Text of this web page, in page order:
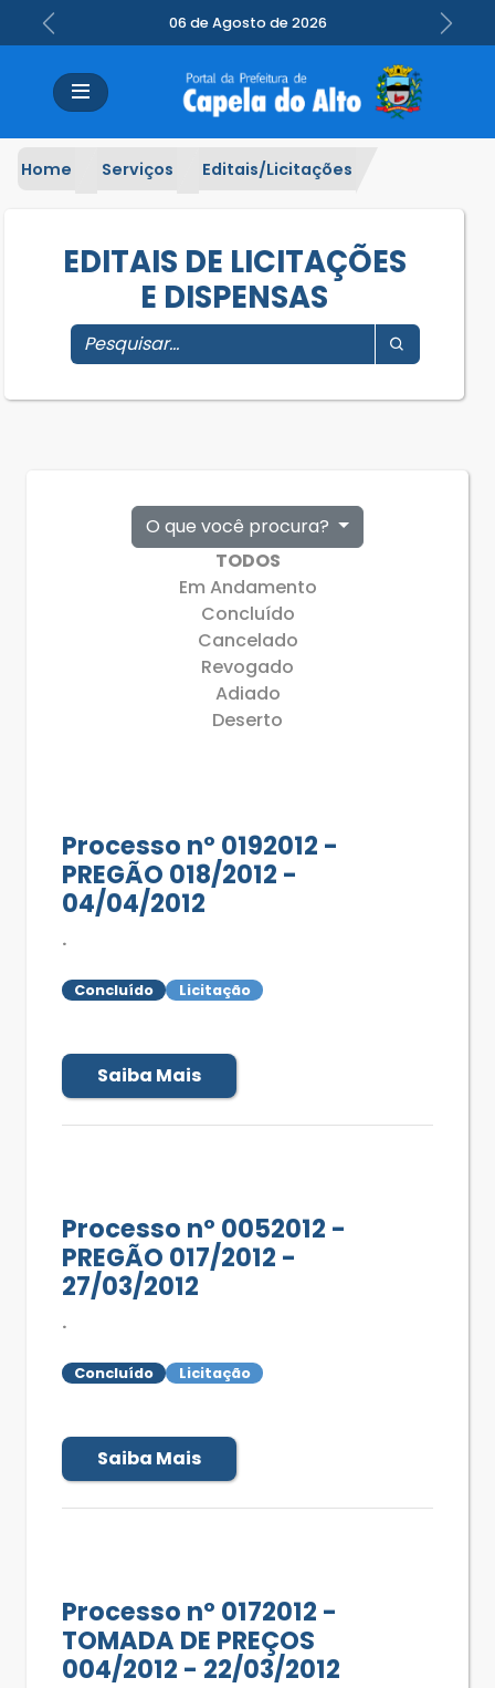
06 de Agosto de 2026
Previous Next
Home Serviços Editais/Licitações
EDITAIS DE LICITAÇÕES
E DISPENSAS
O que você procura?
TODOS
Em Andamento
Concluído
Cancelado
Revogado
Adiado
Deserto
Processo nº 0192012 -
PREGÃO 018/2012 -
04/04/2012
.
Concluído Licitação
Saiba Mais
Processo nº 0052012 -
PREGÃO 017/2012 -
27/03/2012
.
Concluído Licitação
Saiba Mais
Processo nº 0172012 -
TOMADA DE PREÇOS
004/2012 - 22/03/2012